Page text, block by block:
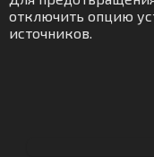
отключить опцию
источников.